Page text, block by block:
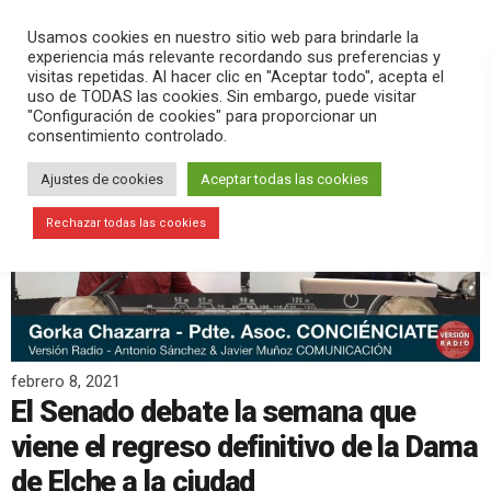
search menu pause PLAY
febrero 8, 2021
El Senado debate la semana que
viene el regreso definitivo de la Dama
de Elche a la ciudad
Usamos cookies en nuestro sitio web para brindarle la
experiencia más relevante recordando sus preferencias y
visitas repetidas. Al hacer clic en "Aceptar todo", acepta el
uso de TODAS las cookies. Sin embargo, puede visitar
"Configuración de cookies" para proporcionar un
consentimiento controlado.
Ajustes de cookies Aceptar todas las cookies
Rechazar todas las cookies